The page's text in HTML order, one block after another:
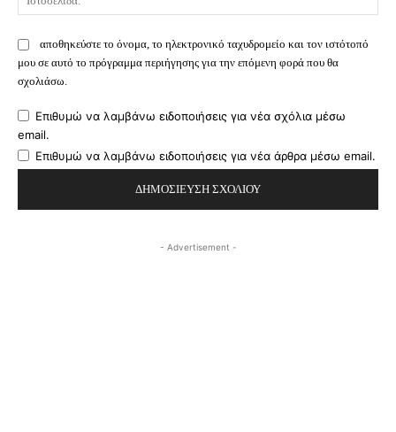
αποθηκεύστε το όνομα, το ηλεκτρονικό ταχυδρομείο και τον ιστότοπό
μου σε αυτό το πρόγραμμα περιήγησης για την επόμενη φορά που θα
σχολιάσω.
Επιθυμώ να λαμβάνω ειδοποιήσεις για νέα σχόλια μέσω
email.
Επιθυμώ να λαμβάνω ειδοποιήσεις για νέα άρθρα μέσω email.
- Advertisement -